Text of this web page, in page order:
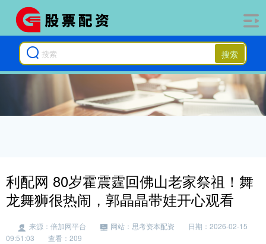
搜索
利配网 80岁霍震霆回佛山老家祭祖！舞
龙舞狮很热闹，郭晶晶带娃开心观看
来源：倍加网平台 网站：思考资本配资
日期：2026-02-15
09:51:03
查看：209